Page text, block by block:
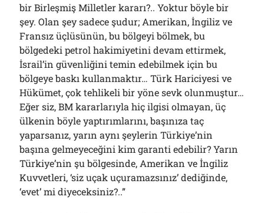
bir Birleşmiş Milletler kararı?.. Yoktur böyle bir
şey. Olan şey sadece şudur; Amerikan, İngiliz ve
Fransız üçlüsünün, bu bölgeyi bölmek, bu
bölgedeki petrol hakimiyetini devam ettirmek,
İsrail’in güvenliğini temin edebilmek için bu
bölgeye baskı kullanmaktır… Türk Hariciyesi ve
Hükümet, çok tehlikeli bir yöne sevk olunmuştur…
Eğer siz, BM kararlarıyla hiç ilgisi olmayan, üç
ülkenin böyle yaptırımlarını, başınıza taç
yaparsanız, yarın aynı şeylerin Türkiye’nin
başına gelmeyeceğini kim garanti edebilir? Yarın
Türkiye’nin şu bölgesinde, Amerikan ve İngiliz
Kuvvetleri, ‘siz uçak uçuramazsınız’ dediğinde,
‘evet’ mi diyeceksiniz?..”